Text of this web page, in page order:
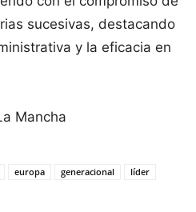
sucesivas, destacando
y la eficacia en
Mancha
europa generacional
líder